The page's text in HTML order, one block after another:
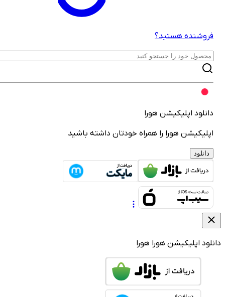
هستید؟
اپلیکیشن هورا
هورا را همراه خودتان داشته باشید
دانلود
اپلیکیشن هوراهورا